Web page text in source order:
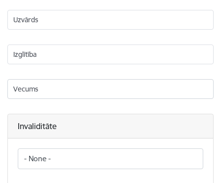
Uzvārds
Izglītība
Vecums
Invaliditāte
Invaliditāte